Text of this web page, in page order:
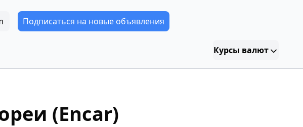
Подписаться на новые объявления
Курсы валют
(Encar)